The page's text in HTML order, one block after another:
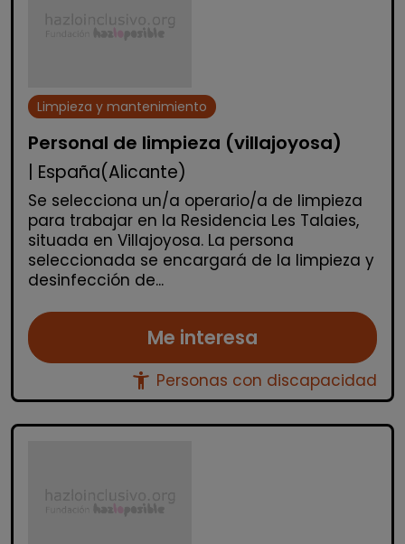
Limpieza y mantenimiento
Personal de limpieza (villajoyosa)
| España(Alicante)
Se selecciona un/a operario/a de limpieza
para trabajar en la Residencia Les Talaies,
situada en Villajoyosa. La persona
seleccionada se encargará de la limpieza y
desinfección de...
Me interesa
accessibility_new Personas con discapacidad